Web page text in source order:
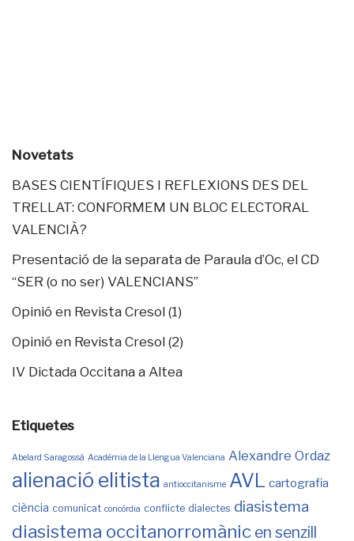
Novetats
BASES CIENTÍFIQUES I REFLEXIONS DES DEL
TRELLAT: CONFORMEM UN BLOC ELECTORAL
VALENCIÀ?
Presentació de la separata de Paraula d’Oc, el CD
“SER (o no ser) VALENCIANS”
Opinió en Revista Cresol (1)
Opinió en Revista Cresol (2)
IV Dictada Occitana a Altea
Etiquetes
Abelard Saragossà Acadèmia de la Llengua Valenciana Alexandre Ordaz
alienació elitista antioccitanisme AVL cartografia
ciència comunicat concòrdia conflicte dialectes diasistema
diasistema occitanorromànic en senzill